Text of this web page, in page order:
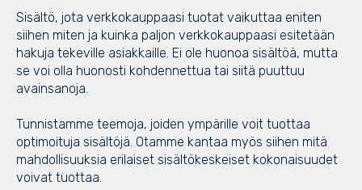
Sisältö, jota verkkokauppaasi tuotat vaikuttaa eniten
siihen miten ja kuinka paljon verkkokauppaasi esitetään
hakuja tekeville asiakkaille. Ei ole huonoa sisältöä, mutta
se voi olla huonosti kohdennettua tai siitä puuttuu
avainsanoja.
Tunnistamme teemoja, joiden ympärille voit tuottaa
optimoituja sisältöjä. Otamme kantaa myös siihen mitä
mahdollisuuksia erilaiset sisältökeskeiset kokonaisuudet
voivat tuottaa.